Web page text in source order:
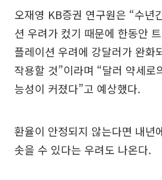
오재영 KB증권 연구원은 “수년
션 우려가 컸기 때문에 한동안
플레이션 우려에 강달러가 완화
작용할 것”이라며 “달러 약세로
능성이 커졌다”고 예상했다.
환율이 안정되지 않는다면 내년
솟을 수 있다는 우려도 나온다.